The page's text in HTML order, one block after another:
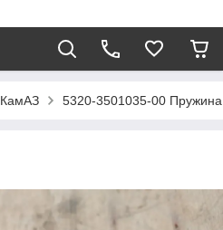
КамАЗ 5320-3501035-00